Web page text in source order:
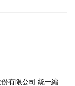
有限公司 統一編